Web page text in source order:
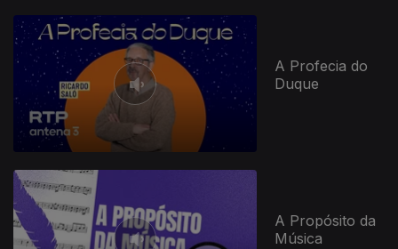
A Profecia do
Duque
A Propósito da
Música
829129